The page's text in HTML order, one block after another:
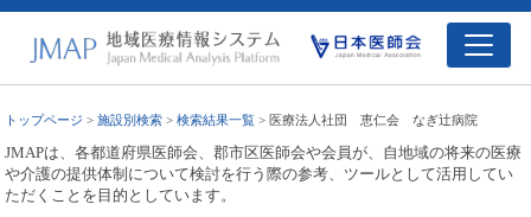
トップページ >施設別検索 >検索結果一覧 > 医療法人社団 恵仁会 なぎ辻病院
JMAPは、各都道府県医師会、郡市区医師会や会員が、自地域の将来の医療
や介護の提供体制について検討を行う際の参考、ツールとして活用してい
ただくことを目的としています。